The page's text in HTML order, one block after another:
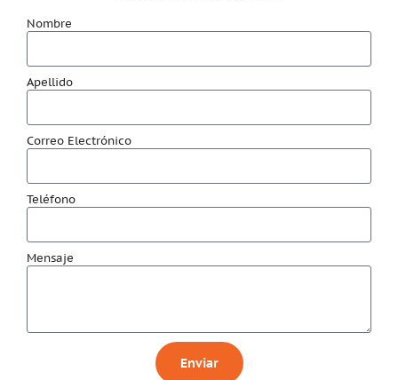
Nombre
Apellido
Correo Electrónico
Teléfono
Mensaje
Enviar